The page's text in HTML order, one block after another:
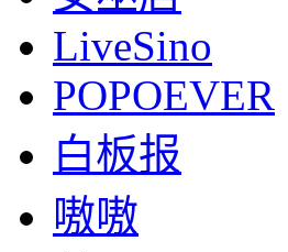
LiveSino
POPOEVER
白板报
嗷嗷